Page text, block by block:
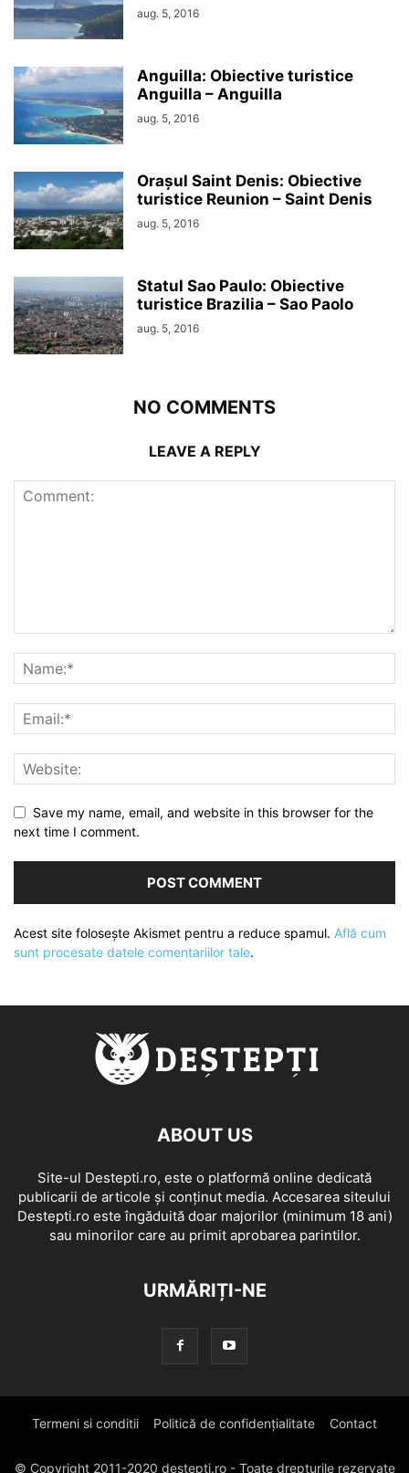
aug. 5, 2016
Anguilla: Obiective turistice
Anguilla – Anguilla
aug. 5, 2016
Orașul Saint Denis: Obiective
turistice Reunion – Saint Denis
aug. 5, 2016
Statul Sao Paulo: Obiective
turistice Brazilia – Sao Paolo
aug. 5, 2016
NO COMMENTS
LEAVE A REPLY
Save my name, email, and website in this browser for the
next time I comment.
Acest site folosește Akismet pentru a reduce spamul. Află cum
sunt procesate datele comentariilor tale.
ABOUT US
Site-ul Destepti.ro, este o platformă online dedicată
publicarii de articole și conținut media. Accesarea siteului
Destepti.ro este îngăduită doar majorilor (minimum 18 ani)
sau minorilor care au primit aprobarea parintilor.
URMĂRIȚI-NE
Termeni si conditii Politică de confidențialitate Contact
© Copyright 2011-2020 destepti.ro - Toate drepturile rezervate